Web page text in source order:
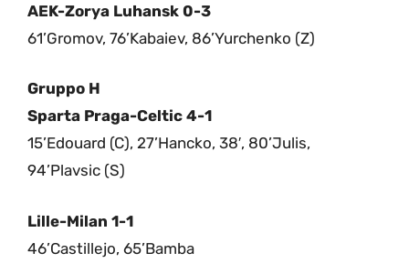
AEK-Zorya Luhansk 0-3
61’Gromov, 76’Kabaiev, 86’Yurchenko (Z)
Gruppo H
Sparta Praga-Celtic 4-1
15’Edouard (C), 27’Hancko, 38′, 80’Julis,
94’Plavsic (S)
Lille-Milan 1-1
46’Castillejo, 65’Bamba